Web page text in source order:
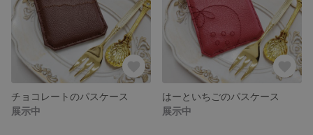
チョコレートのパスケース
展示中
はーといちごのパスケース
展示中